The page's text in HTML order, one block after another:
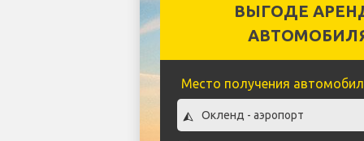
ВЫГОДЕ
Место получения